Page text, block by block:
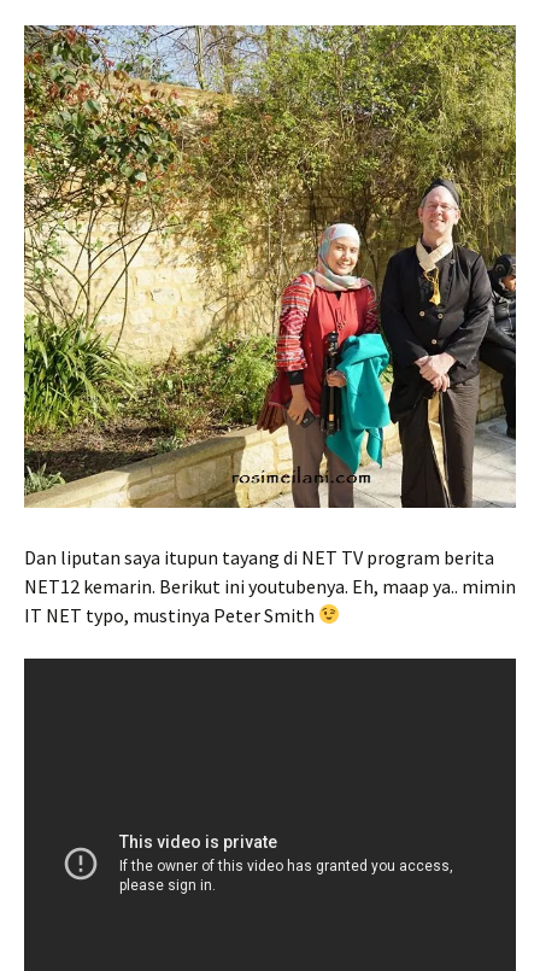
Dan liputan saya itupun tayang di NET TV program berita
NET12 kemarin. Berikut ini youtubenya. Eh, maap ya.. mimin
IT NET typo, mustinya Peter Smith